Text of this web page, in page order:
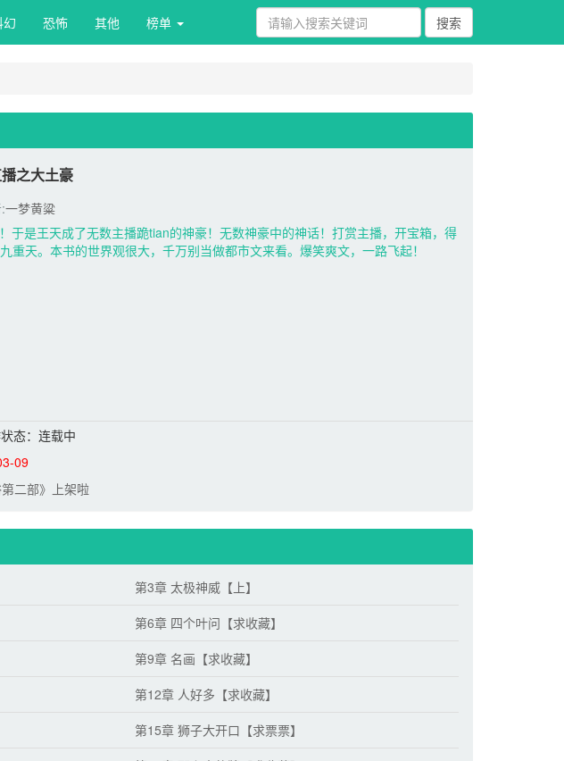
幻 恐怖 其他 榜单
之大土豪
一梦黄粱
是王天成了无数主播跪tian的神豪！无数神豪中的神话！打赏主播，开宝箱，得
天。本书的世界观很大，千万别当做都市文来看。爆笑爽文，一路飞起！
态： 连载中
09
二部》上架啦
第3章 太极神威【上】
第6章 四个叶问【求收藏】
第9章 名画【求收藏】
第12章 人好多【求收藏】
第15章 狮子大开口【求票票】